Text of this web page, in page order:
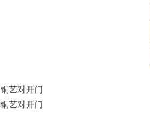
铜艺对开门
铜艺对开门